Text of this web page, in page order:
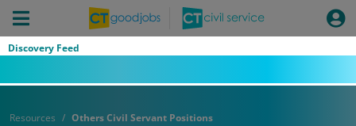
Discovery Feed
Resources Others Civil Servant Positions